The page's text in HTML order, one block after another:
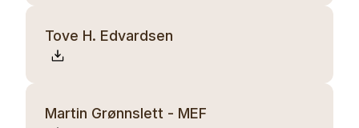
Tove H. Edvardsen
Martin Grønnslett - MEF